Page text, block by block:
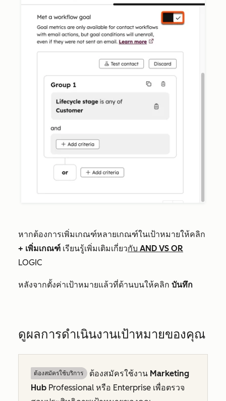
หากต้องการเพิ่มเกณฑ์หลายเกณฑ์ในเป้าหมายให้คลิก
+ เพิ่มเกณฑ์ เรียนรู้เพิ่มเติมเกี่ยวกับ AND VS OR
LOGIC
หลังจากตั้งค่าเป้าหมายแล้วที่ด้านบนให้คลิก บันทึก
ดูผลการดำเนินงานเป้าหมายของคุณ
ต้องสมัครใช้บริการ ต้องสมัครใช้งาน Marketing
Hub Professional หรือ Enterprise เพื่อตรวจ